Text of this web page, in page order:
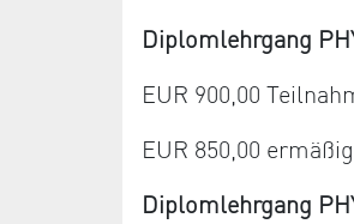
Diplomlehrgang
EUR 900,00
EUR 850,00
Diplomlehrgang